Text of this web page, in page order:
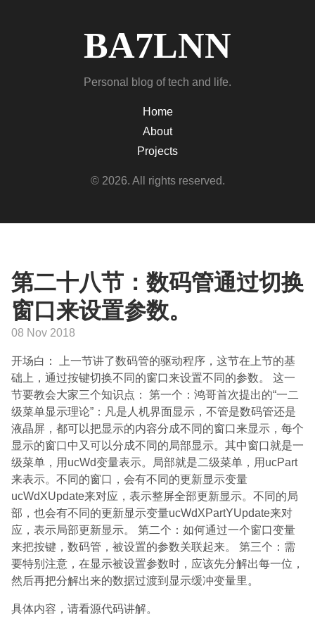
BA7LNN
Personal blog of tech and life.
Home
About
Projects
© 2026. All rights reserved.
第二十八节：数码管通过切换
窗口来设置参数。
08 Nov 2018
开场白： 上一节讲了数码管的驱动程序，这节在上节的基
础上，通过按键切换不同的窗口来设置不同的参数。 这一
节要教会大家三个知识点： 第一个：鸿哥首次提出的“一二
级菜单显示理论”：凡是人机界面显示，不管是数码管还是
液晶屏，都可以把显示的内容分成不同的窗口来显示，每个
显示的窗口中又可以分成不同的局部显示。其中窗口就是一
级菜单，用ucWd变量表示。局部就是二级菜单，用ucPart
来表示。不同的窗口，会有不同的更新显示变量
ucWdXUpdate来对应，表示整屏全部更新显示。不同的局
部，也会有不同的更新显示变量ucWdXPartYUpdate来对
应，表示局部更新显示。 第二个：如何通过一个窗口变量
来把按键，数码管，被设置的参数关联起来。 第三个：需
要特别注意，在显示被设置参数时，应该先分解出每一位，
然后再把分解出来的数据过渡到显示缓冲变量里。
具体内容，请看源代码讲解。